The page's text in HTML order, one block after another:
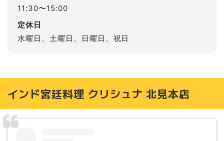
11:30〜15:00
定休日
水曜日、土曜日、日曜日、祝日
インド宮廷料理 クリシュナ 北見本店